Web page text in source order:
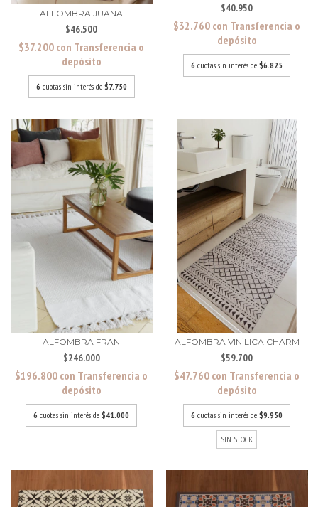
ALFOMBRA JUANA
$46.500
$37.200 con Transferencia o
depósito
6 cuotas sin interés de $7.750
$40.950
$32.760 con Transferencia o
depósito
6 cuotas sin interés de $6.825
ALFOMBRA FRAN
$246.000
$196.800 con Transferencia o
depósito
6 cuotas sin interés de $41.000
ALFOMBRA VINÍLICA CHARM
$59.700
$47.760 con Transferencia o
depósito
6 cuotas sin interés de $9.950
SIN STOCK